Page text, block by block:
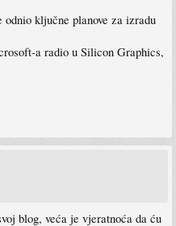
ključne planove za izradu
a radio u Silicon Graphics,
blog, veća je vjeratnoća da ću